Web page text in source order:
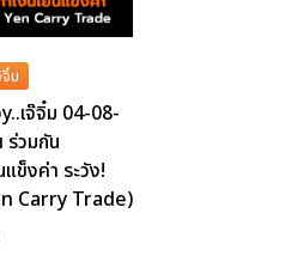
ม
เจ๊จิ๋ม 04-08-
วมกัน
แข็งค่า ระวัง!
Carry Trade)